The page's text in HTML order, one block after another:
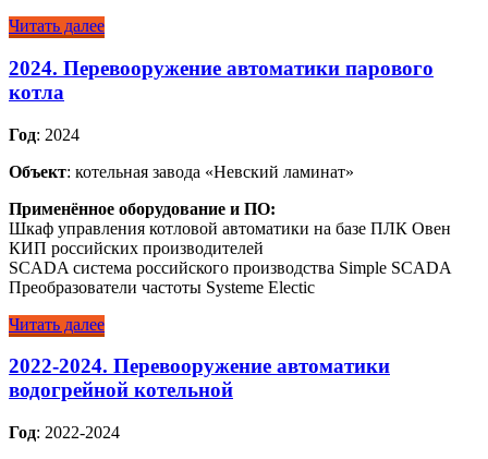
Читать далее
2024. Перевооружение автоматики парового
котла
Год: 2024
Объект: котельная завода «Невский ламинат»
Применённое оборудование и ПО:
Шкаф управления котловой автоматики на базе ПЛК Овен
КИП российских производителей
SCADA система российского производства Simple SCADA
Преобразователи частоты Systeme Electic
Читать далее
2022-2024. Перевооружение автоматики
водогрейной котельной
Год: 2022-2024